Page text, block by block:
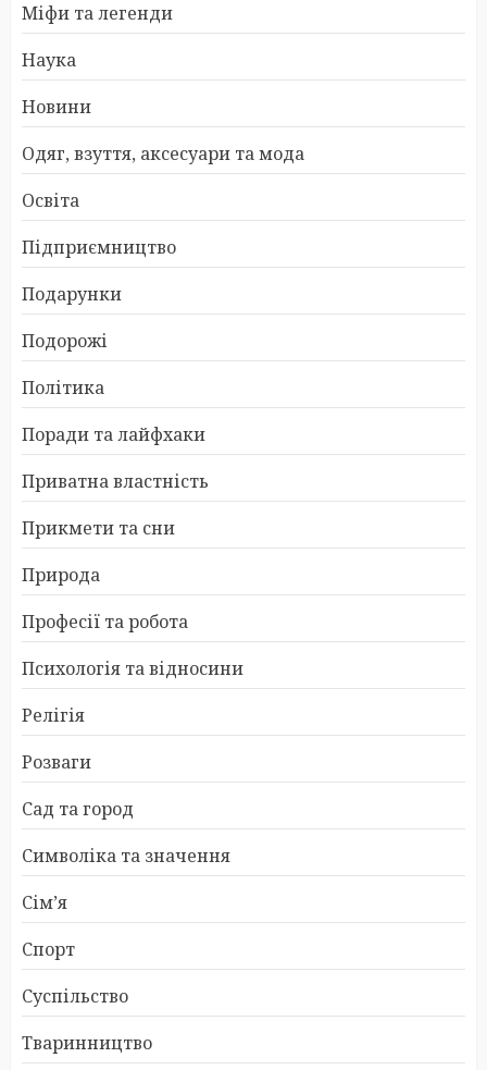
Міфи та легенди
Наука
Новини
Одяг, взуття, аксесуари та мода
Освіта
Підприємництво
Подарунки
Подорожі
Політика
Поради та лайфхаки
Приватна властність
Прикмети та сни
Природа
Професії та робота
Психологія та відносини
Релігія
Розваги
Сад та город
Символіка та значення
Сім’я
Спорт
Суспільство
Тваринництво